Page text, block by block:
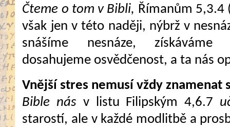
Čteme o tom v Bibli, Římanům 5,3.4
však jen v této naději, nýbrž v
snášíme nesnáze, získáváme
dosahujeme osvědčenost, a ta nás
Vnější stres nemusí vždy znamenat
Bible nás v listu Filipským 4,6.7
starostí, ale v každé modlitbě a